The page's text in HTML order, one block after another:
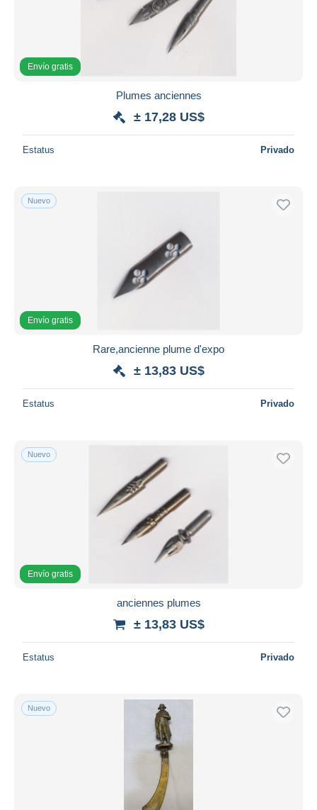
Envío gratis
Plumes anciennes
± 17,28 US$
Estatus Privado
Nuevo
Envío gratis
Rare,ancienne plume d'expo
± 13,83 US$
Estatus Privado
Nuevo
Envío gratis
anciennes plumes
± 13,83 US$
Estatus Privado
Nuevo